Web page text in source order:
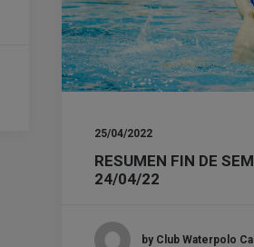
25/04/2022
RESUMEN FIN DE
24/04/22
by Club Waterpolo